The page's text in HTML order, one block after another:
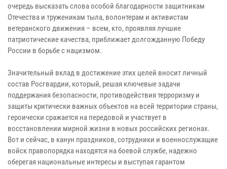
очередь высказать слова особой благодарности защитникам
Отечества и труженикам тыла, волонтерам и активистам
ветеранского движения – всем, кто, проявляя лучшие
патриотические качества, приближает долгожданную Победу
России в борьбе с нацизмом.
Значительный вклад в достижение этих целей вносит личный
состав Росгвардии, который, решая ключевые задачи
поддержания безопасности, противодействия терроризму и
защиты критически важных объектов на всей территории страны,
героически сражается на передовой и участвует в
восстановлении мирной жизни в новых российских регионах.
Вот и сейчас, в канун праздников, сотрудники и военнослужащие
войск правопорядка находятся на боевой службе, надежно
оберегая национальные интересы и выступая гарантом